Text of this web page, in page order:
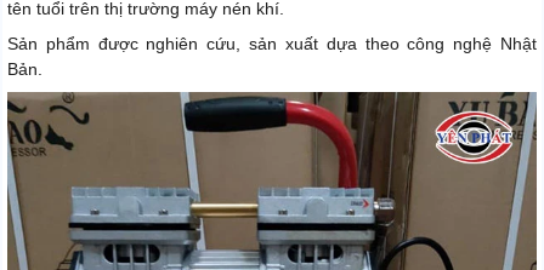
tên tuổi trên thị trường máy nén khí.
Sản phẩm được nghiên cứu, sản xuất dựa theo công nghệ Nhật
Bản.